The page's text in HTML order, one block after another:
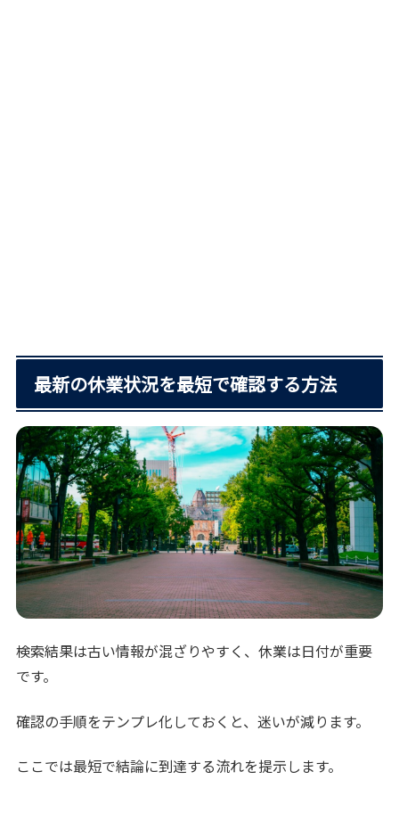
最新の休業状況を最短で確認する方法
検索結果は古い情報が混ざりやすく、休業は日付が重要
です。
確認の手順をテンプレ化しておくと、迷いが減ります。
ここでは最短で結論に到達する流れを提示します。